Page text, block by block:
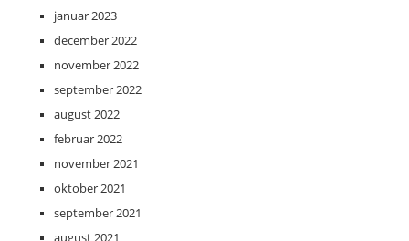
januar 2023
december 2022
november 2022
september 2022
august 2022
februar 2022
november 2021
oktober 2021
september 2021
august 2021